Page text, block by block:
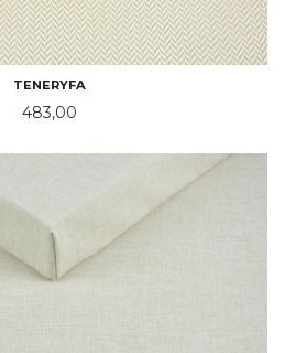
TENERYFA
Pris
483,00